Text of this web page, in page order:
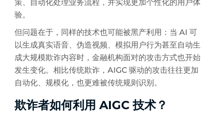
策、自动化处理业务流程，并实现更加个性化的用户体
验。
但问题在于，同样的技术也可能被黑产利用：当 AI 可
以生成真实语音、伪造视频、模拟用户行为甚至自动生
成大规模欺诈内容时，金融机构面对的攻击方式也开始
发生变化。相比传统欺诈，AIGC 驱动的攻击往往更加
自动化、规模化，也更难被传统规则识别。
欺诈者如何利用 AIGC 技术？